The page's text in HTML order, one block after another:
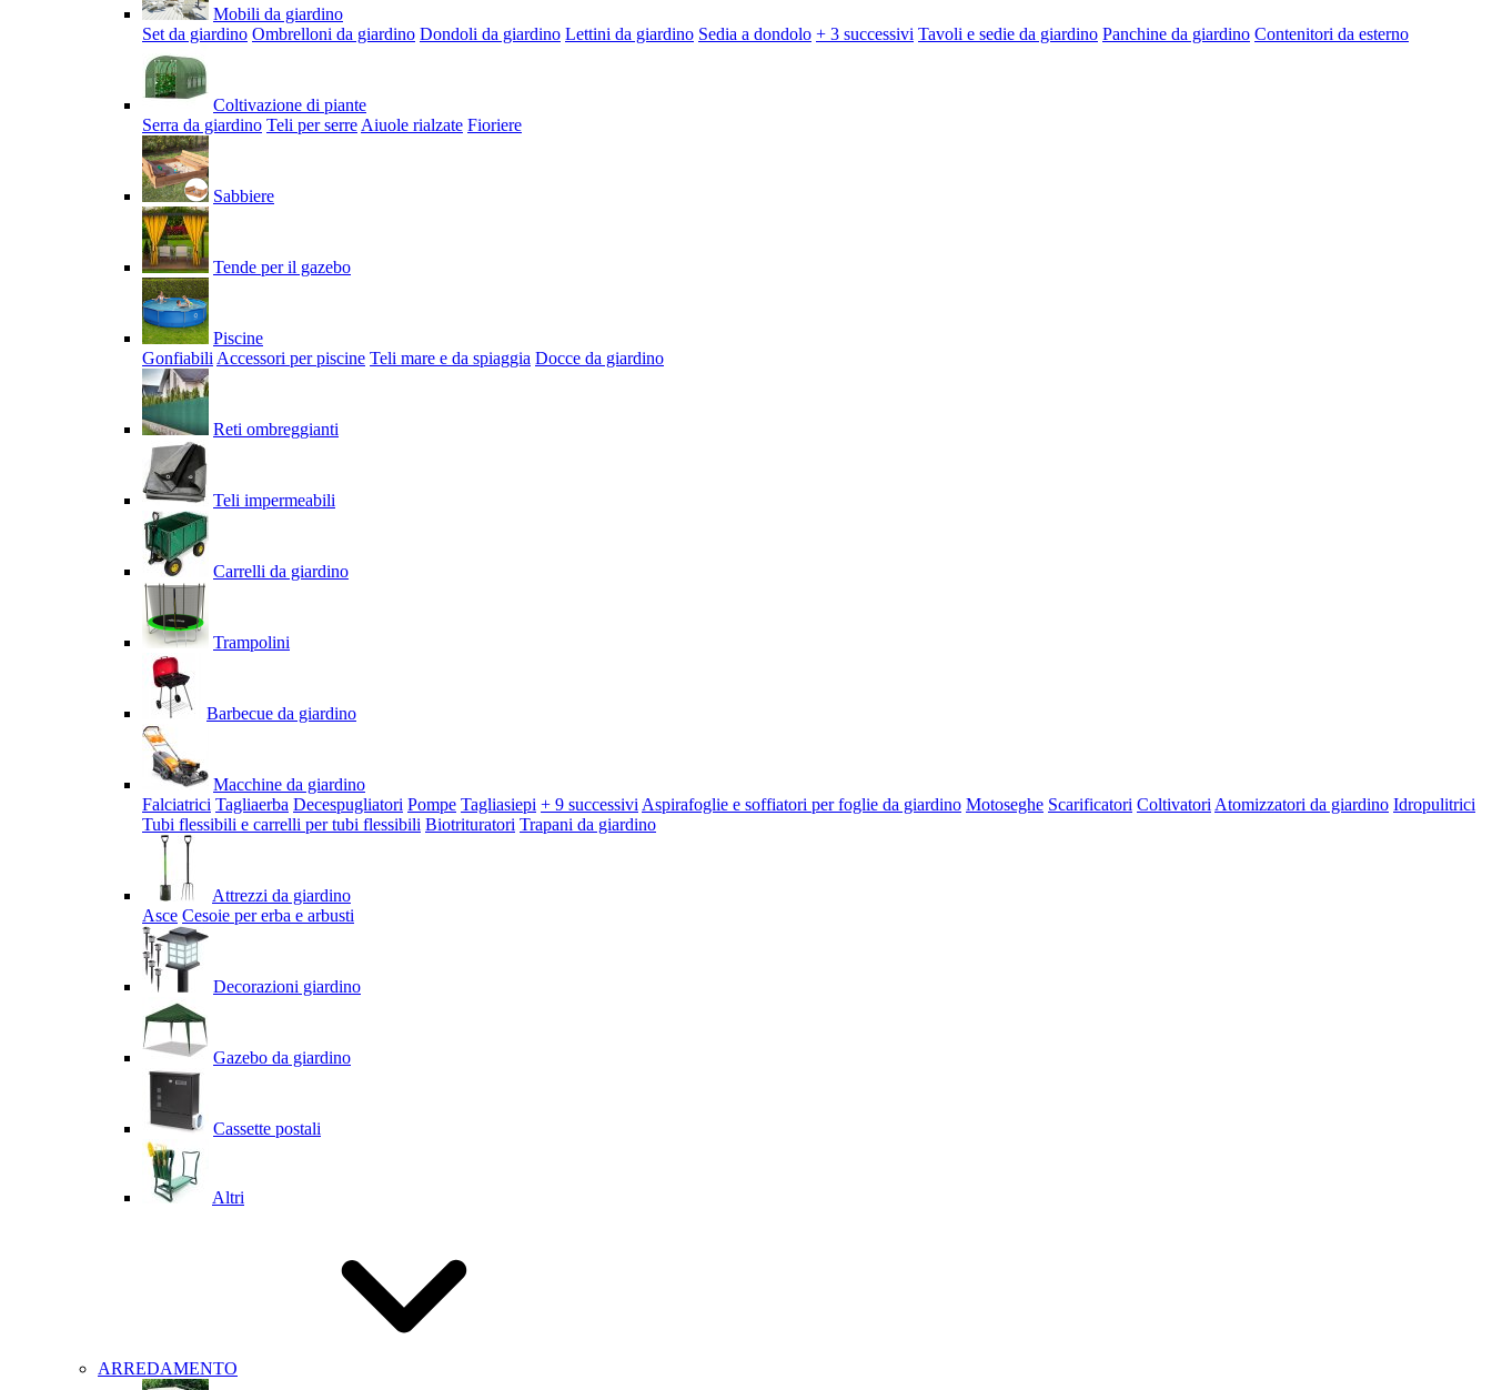
Mobili da giardino
Set da giardino Ombrelloni da giardino Dondoli da giardino Lettini da giardino Sedia a dondolo + 3 successivi Tavoli e sedie da giardino Panchine da giardino Contenitori da esterno
Coltivazione di piante
Serra da giardino Teli per serre Aiuole rialzate Fioriere
Sabbiere
Tende per il gazebo
Piscine
Gonfiabili Accessori per piscine Teli mare e da spiaggia Docce da giardino
Reti ombreggianti
Teli impermeabili
Carrelli da giardino
Trampolini
Barbecue da giardino
Macchine da giardino
Falciatrici Tagliaerba Decespugliatori Pompe Tagliasiepi + 9 successivi Aspirafoglie e soffiatori per foglie da giardino Motoseghe Scarificatori Coltivatori Atomizzatori da giardino Idropulitrici
Tubi flessibili e carrelli per tubi flessibili Biotrituratori Trapani da giardino
Attrezzi da giardino
Asce Cesoie per erba e arbusti
Decorazioni giardino
Gazebo da giardino
Cassette postali
Altri
ARREDAMENTO